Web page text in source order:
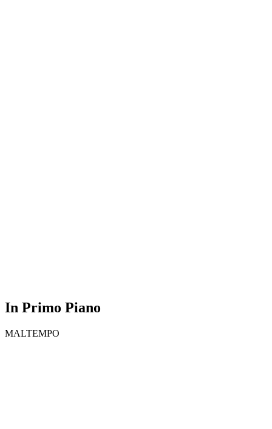
In Primo Piano
MALTEMPO